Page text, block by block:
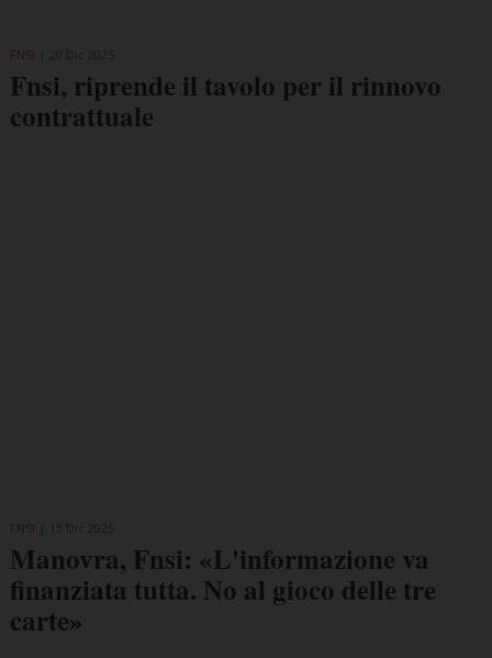
FNSI
Fnsi, riprende il tavolo per il rinnovo
contrattuale
FNSI
Manovra, Fnsi: «L'informazione va
finanziata tutta. No al gioco delle tre
carte»